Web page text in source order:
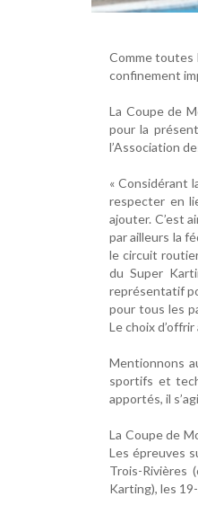
Comme toutes
confinement
La Coupe de
pour la
l’Association
« Considérant
respecter en
ajouter. C’est
par ailleurs la
le circuit
du Super
représentatif
pour tous les
Le choix
Mentionnons
sportifs et
apportés, il
La Coupe de
Les épreuves
Trois-Rivières
Karting), les